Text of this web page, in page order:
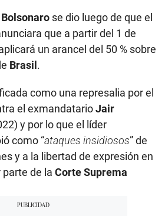
se dio luego de que el
que a partir del 1 de
un arancel del 50 % sobre
Brasil .
como una represalia por el
el exmandatarioJair
y por lo que el líder
como “ataques insidiosos” de
y a la libertad de expresión en
parte de la Corte Suprema